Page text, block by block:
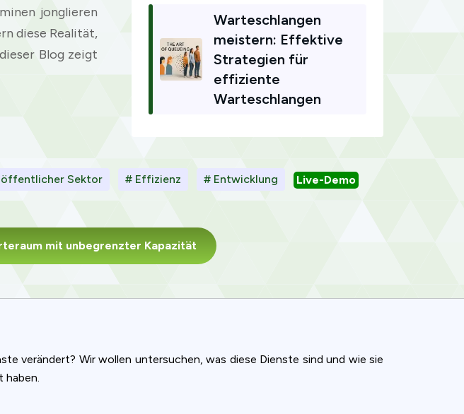
jonglieren
diese Realität,
Blog zeigt
Warteschlangen
meistern: Effektive
Strategien für
effiziente
Warteschlangen
Sektor # Effizienz # Entwicklung Live-Demo
mit unbegrenzter Kapazität
verändert? Wir wollen untersuchen, was diese Dienste sind und wie sie
haben.